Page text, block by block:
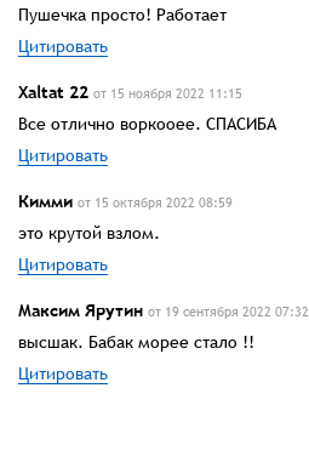
Пушечка просто! Работает
Цитировать
Xaltat 22 от 15 ноября 2022 11:15
Все отлично воркооее. СПАСИБА
Цитировать
Кимми от 15 октября 2022 08:59
это крутой взлом.
Цитировать
Максим Ярутин от 19 сентября 2022 07:32
высшак. Бабак морее стало !!
Цитировать